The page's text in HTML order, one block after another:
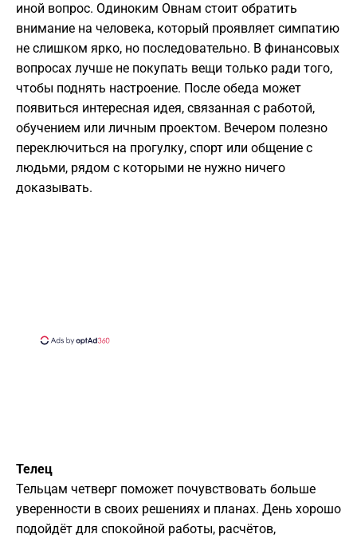
иной вопрос. Одиноким Овнам стоит обратить
внимание на человека, который проявляет симпатию
не слишком ярко, но последовательно. В финансовых
вопросах лучше не покупать вещи только ради того,
чтобы поднять настроение. После обеда может
появиться интересная идея, связанная с работой,
обучением или личным проектом. Вечером полезно
переключиться на прогулку, спорт или общение с
людьми, рядом с которыми не нужно ничего
доказывать.
Телец
Тельцам четверг поможет почувствовать больше
уверенности в своих решениях и планах. День хорошо
подойдёт для спокойной работы, расчётов,